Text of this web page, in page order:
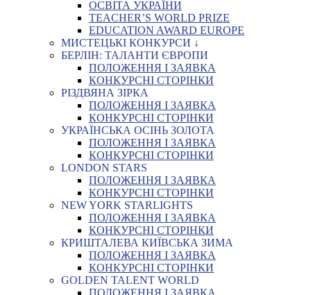
ОСВІТА УКРАЇНИ
TEACHER’S WORLD PRIZE
EDUCATION AWARD EUROPE
МИСТЕЦЬКІ КОНКУРСИ ↓
БЕРЛІН: ТАЛАНТИ ЄВРОПИ
ПОЛОЖЕННЯ І ЗАЯВКА
КОНКУРСНІ СТОРІНКИ
РІЗДВЯНА ЗІРКА
ПОЛОЖЕННЯ І ЗАЯВКА
КОНКУРСНІ СТОРІНКИ
УКРАЇНСЬКА ОСІНЬ ЗОЛОТА
ПОЛОЖЕННЯ І ЗАЯВКА
КОНКУРСНІ СТОРІНКИ
LONDON STARS
ПОЛОЖЕННЯ І ЗАЯВКА
КОНКУРСНІ СТОРІНКИ
NEW YORK STARLIGHTS
ПОЛОЖЕННЯ І ЗАЯВКА
КОНКУРСНІ СТОРІНКИ
КРИШТАЛЕВА КИЇВСЬКА ЗИМА
ПОЛОЖЕННЯ І ЗАЯВКА
КОНКУРСНІ СТОРІНКИ
GOLDEN TALENT WORLD
ПОЛОЖЕННЯ І ЗАЯВКА